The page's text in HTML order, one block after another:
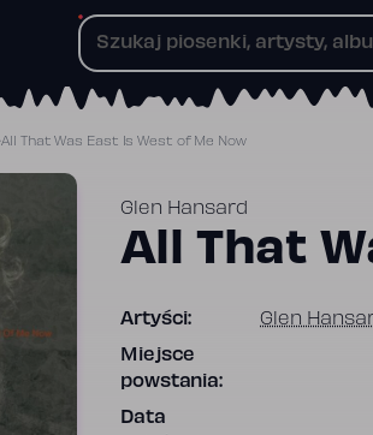
All That Was East Is West of Me Now
Glen Hansard
All That
Artyści: Glen
Miejsce
powstania:
Data